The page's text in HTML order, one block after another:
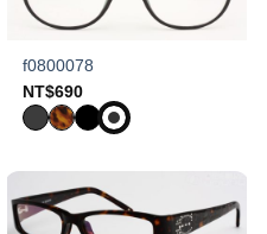
f0800078
NT$690